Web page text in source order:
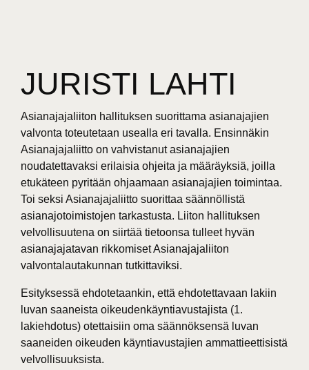
JURISTI LAHTI
Asianajajaliiton hallituksen suorittama asianajajien
valvonta toteutetaan usealla eri tavalla. Ensinnäkin
Asianajajaliitto on vahvistanut asianajajien
noudatettavaksi erilaisia ohjeita ja määräyksiä, joilla
etukäteen pyritään ohjaamaan asianajajien toimintaa.
Toi seksi Asianajajaliitto suorittaa säännöllistä
asianajotoimistojen tarkastusta. Liiton hallituksen
velvollisuutena on siirtää tietoonsa tulleet hyvän
asianajajatavan rikkomiset Asianajajaliiton
valvontalautakunnan tutkittaviksi.
Esityksessä ehdotetaankin, että ehdotettavaan lakiin
luvan saaneista oikeudenkäyntiavustajista (1.
lakiehdotus) otettaisiin oma säännöksensä luvan
saaneiden oikeuden käyntiavustajien ammattieettisistä
velvollisuuksista.